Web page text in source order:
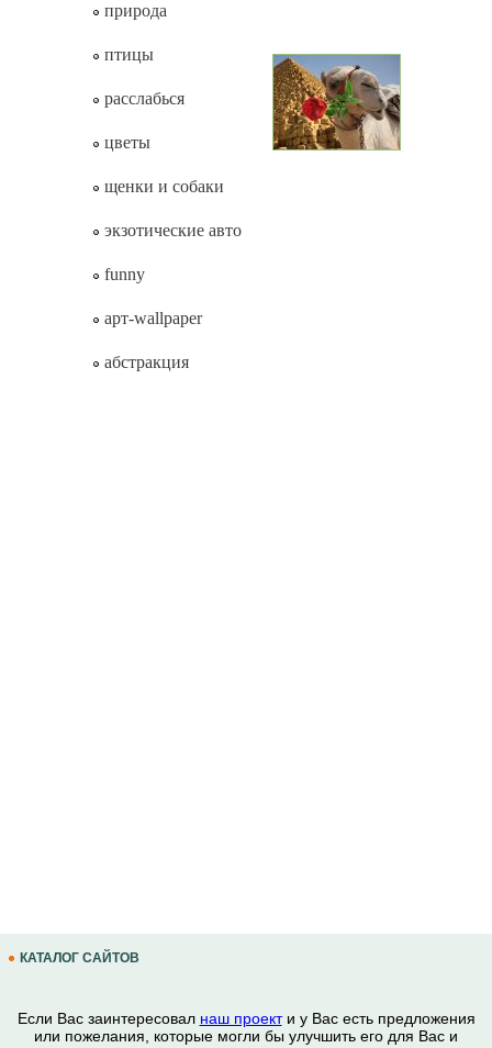
природа
птицы
расслабься
цветы
щенки и собаки
экзотические авто
funny
арт-wallpaper
абстракция
КАТАЛОГ САЙТОВ
Если Вас заинтересовал наш проекти у Вас есть предложения
или пожелания, которые могли бы улучшить его для Вас и